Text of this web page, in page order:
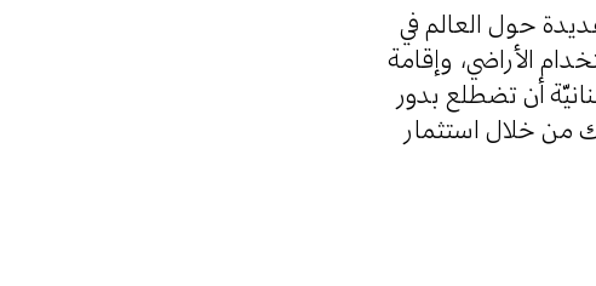
حول العالم في
الأراضي، وإقامة
أن تضطلع بدور
من خلال استثمار